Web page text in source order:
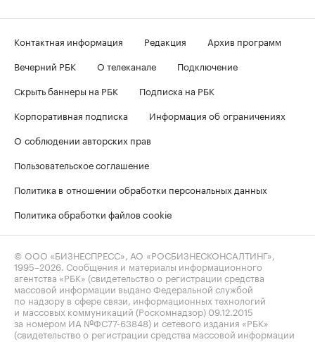
Контактная информация Редакция
Архив программ
Вечерний РБК
О телеканале
Подключение
Скрыть баннеры на РБК
Подписка на РБК
Корпоративная подписка
Информация об ограничениях
О соблюдении авторских прав
Пользовательское соглашение
Политика в отношении обработки персональных данных
Политика обработки файлов cookie
© ООО «БИЗНЕСПРЕСС», АО «РОСБИЗНЕСКОНСАЛТИНГ»,
1995–2026. Сообщения и материалы информационного
агентства «РБК» (свидетельство о регистрации средства
массовой информации выдано Федеральной службой
по надзору в сфере связи, информационных технологий
и массовых коммуникаций (Роскомнадзор) 09.12.2015
за номером ИА №ФС77-63848) и сетевого издания «РБК»
(свидетельство о регистрации средства массовой информации